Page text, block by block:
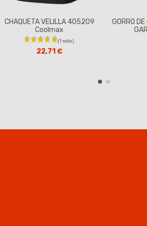
CHAQUETA VELILLA 405209
Coolmax
22,71 €
GORRO